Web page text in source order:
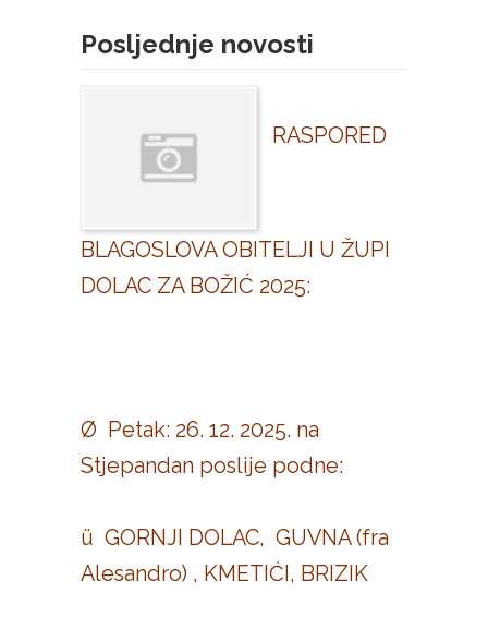
Posljednje novosti
RASPORED
BLAGOSLOVA OBITELJI U ŽUPI
DOLAC ZA BOŽIĆ 2025:
Ø Petak: 26. 12. 2025. na
Stjepandan poslije podne:
ü GORNJI DOLAC, GUVNA (fra
Alesandro) , KMETIĆI, BRIZIK